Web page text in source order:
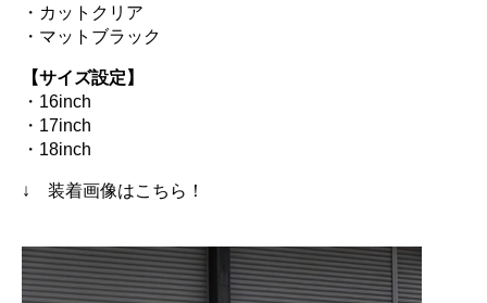
・カットクリア
・マットブラック
【サイズ設定】
・16inch
・17inch
・18inch
↓ 装着画像はこちら！